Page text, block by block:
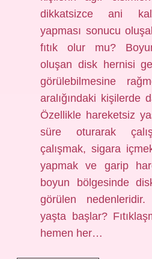
dikkatsizce ani
yapması sonucu
fıtık olur mu?
oluşan disk hernisi
görülebilmesine
aralığındaki kişilerde
Özellikle hareketsiz
süre oturarak
çalışmak, sigara
yapmak ve garip
boyun bölgesinde
görülen
yaşta başlar?
hemen her…